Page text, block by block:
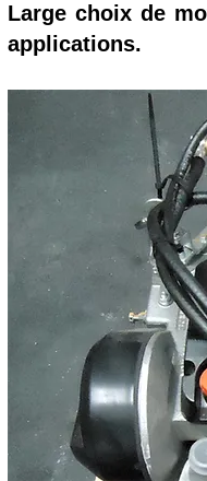
Large choix de
applications.